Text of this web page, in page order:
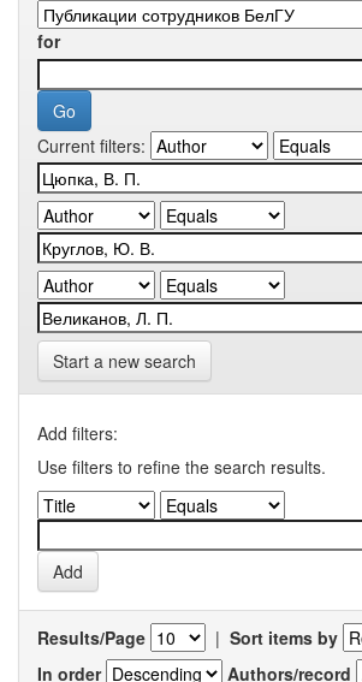
for
Current filters:
Start a new search
Add filters:
Use filters to refine the search results.
Results/Page | Sort items by
In order
Authors/record